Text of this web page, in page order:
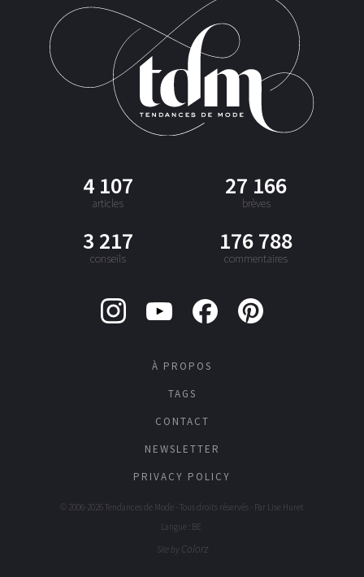
4 107
articles
27 166
brèves
3 217
conseils
176 788
commentaires
À PROPOS
TAGS
CONTACT
NEWSLETTER
PRIVACY POLICY
© 2006-2026 Tendances de Mode - Tous droits réservés - Par Lise Huret
Langue : BE
Site by Colorz